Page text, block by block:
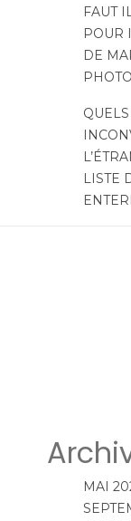
FAUT
POUR
DE
LISTE
MAI